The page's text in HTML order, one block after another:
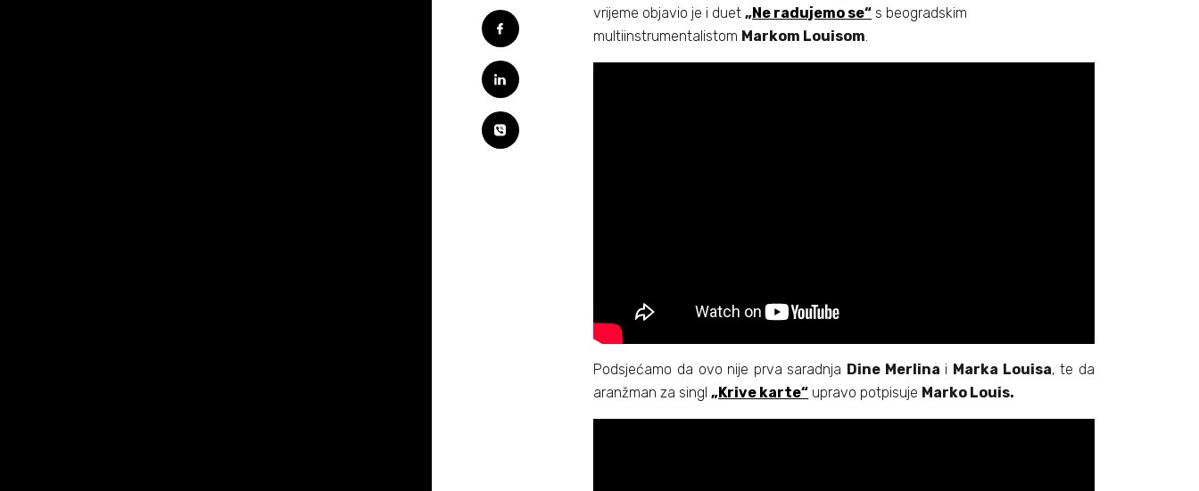
vrijeme objavio je i duet„Ne radujemo se“ s beogradskim
multiinstrumentalistom Markom Louisom.
Podsjećamo da ovo nije prva saradnja Dine Merlina i Marka Louisa, te da
aranžman za singl„Krive karte“ upravo potpisuje Marko Louis.